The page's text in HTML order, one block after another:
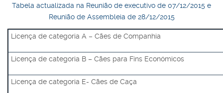
Tabela actualizada na Reunião de executivo de 07/12/2015 e
Reunião de Assembleia de 28/12/2015
Licença de categoria A – Cães de Companhia
Licença de categoria B – Cães para Fins Económicos
Licença de categoria E- Cães de Caça